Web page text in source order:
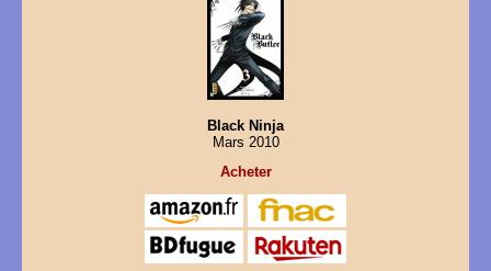
Black Ninja
Mars 2010
Acheter